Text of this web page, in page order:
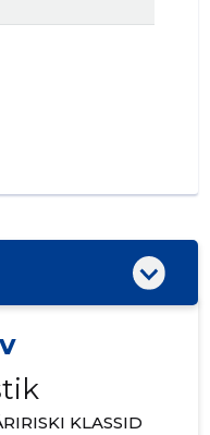
KLASSID